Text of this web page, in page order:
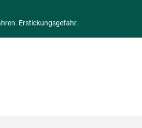
Puzzle für Erwachsene (500 bis
Erstickungsgefahr.